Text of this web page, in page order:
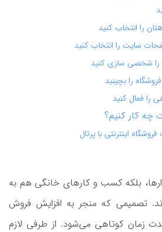
کار کنیم؟
اینترنتی با پرتال
دارها، بلکه کسب و کارهای خانگی هم به
تصمیمی که منجر به افزایش فروش
زمان کوتاهی می‌شود. از طرفی لازم